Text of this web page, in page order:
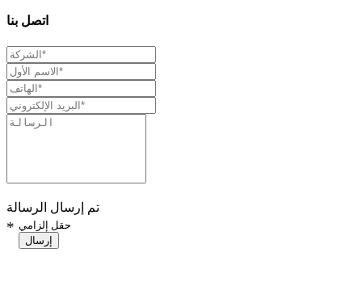
اتصل بنا
تم إرسال الرسالة
* حقل إلزامي
إرسال